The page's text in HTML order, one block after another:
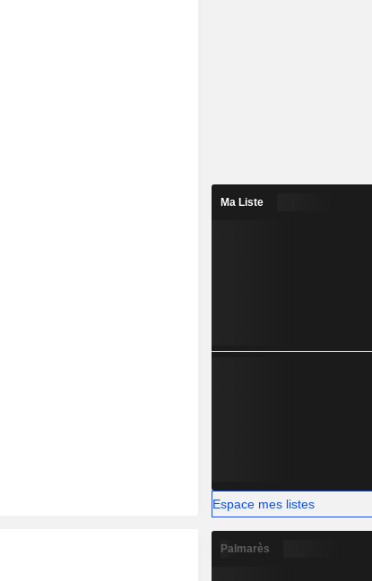
Ma Liste
Espace mes listes
Palmarès